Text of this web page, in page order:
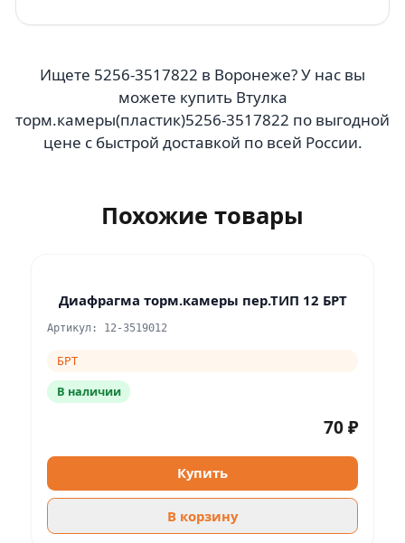
Ищете 5256-3517822 в Воронеже? У нас вы
можете купить Втулка
торм.камеры(пластик)5256-3517822 по выгодной
цене с быстрой доставкой по всей России.
Похожие товары
Диафрагма торм.камеры пер.ТИП 12 БРТ
Артикул: 12-3519012
БРТ
В наличии
70 ₽
Купить
В корзину